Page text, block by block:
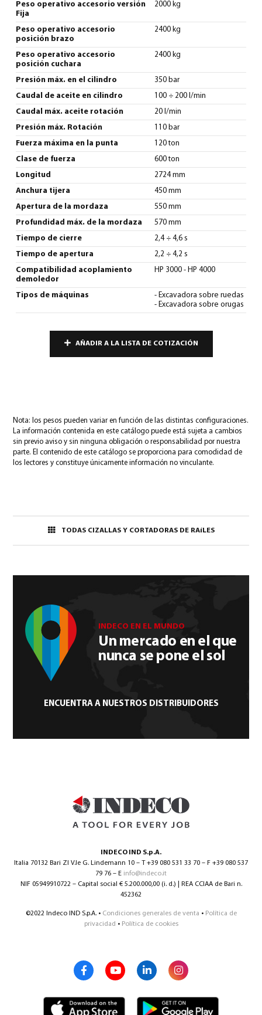
Peso operativo accesorio versión
Fija
2000 kg
Peso operativo accesorio
posición brazo
2400 kg
Peso operativo accesorio
posición cuchara
2400 kg
Presión máx. en el cilindro 350 bar
Caudal de aceite en cilindro 100 ÷ 200 l/min
Caudal máx. aceite rotación 20 l/min
Presión máx. Rotación 110 bar
Fuerza máxima en la punta 120 ton
Clase de fuerza 600 ton
Longitud 2724 mm
Anchura tijera 450 mm
Apertura de la mordaza 550 mm
Profundidad máx. de la mordaza 570 mm
Tiempo de cierre 2,4 ÷ 4,6 s
Tiempo de apertura 2,2 ÷ 4,2 s
Compatibilidad acoplamiento
demoledor
HP 3000 - HP 4000
Tipos de máquinas
- Excavadora sobre ruedas
- Excavadora sobre orugas
AÑADIR A LA LISTA DE COTIZACIÓN
Nota: los pesos pueden variar en función de las distintas configuraciones.
La información contenida en este catálogo puede está sujeta a cambios
sin previo aviso y sin ninguna obligación o responsabilidad por nuestra
parte. El contenido de este catálogo se proporciona para comodidad de
los lectores y constituye únicamente información no vinculante.
TODAS CIZALLAS Y CORTADORAS DE RAíLES
INDECO EN EL MUNDO
Un mercado en el que
nunca se pone el sol
ENCUENTRA A NUESTROS DISTRIBUIDORES
INDECO IND S.p.A.
Italia 70132 Bari ZI V.le G. Lindemann 10 – T +39 080 531 33 70 – F +39 080 537
79 76 – E info@indeco.it
NIF 05949910722 – Capital social € 5.200.000,00 (i. d.) | REA CCIAA de Bari n.
452362
©2022 Indeco IND S.p.A. • Condiciones generales de venta • Política de
privacidad • Política de cookies